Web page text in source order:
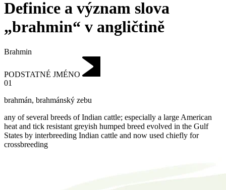
Definice a význam slova
„brahmin“ v angličtině
Brahmin
PODSTATNÉ JMÉNO
01
brahmán, brahmánský zebu
any of several breeds of Indian cattle; especially a large American
heat and tick resistant greyish humped breed evolved in the Gulf
States by interbreeding Indian cattle and now used chiefly for
crossbreeding